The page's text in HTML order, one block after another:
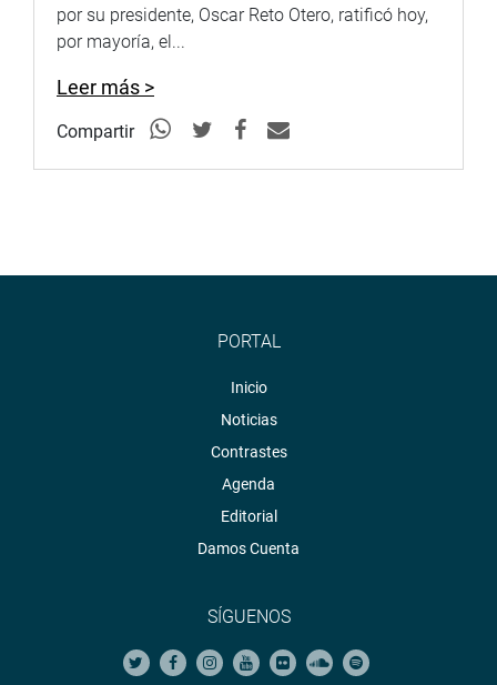
por su presidente, Oscar Reto Otero, ratificó hoy,
por mayoría, el...
Leer más >
Compartir
PORTAL
Inicio
Noticias
Contrastes
Agenda
Editorial
Damos Cuenta
SÍGUENOS